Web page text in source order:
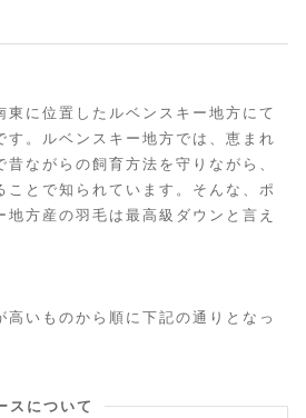
東に位置したルベンスキー地方にて
す。ルベンスキー地方では、恵まれ
ながらの飼育方法を守りながら、
ことで知られています。そんな、ポ
方産の羽毛は最高級ダウンと言え
いものから順に下記の通りとなっ
スについて